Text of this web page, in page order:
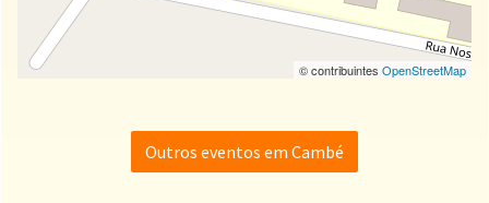
© contribuintes OpenStreetMap
Outros eventos em Cambé